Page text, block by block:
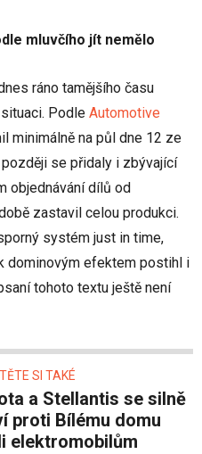
mluvčího jít nemělo
ráno tamějšího času
Podle Automotive
minimálně na půl dne 12 ze
se přidaly i zbývající
objednávání dílů od
zastavil celou produkci.
systém just in time,
dominovým efektem postihl i
tohoto textu ještě není
SI TAKÉ
proti Bílému domu
elektromobilům